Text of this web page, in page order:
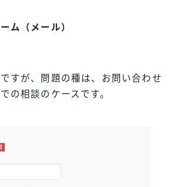
ム（メール）
すが、問題の種は、お問い合わせ
の相談のケースです。